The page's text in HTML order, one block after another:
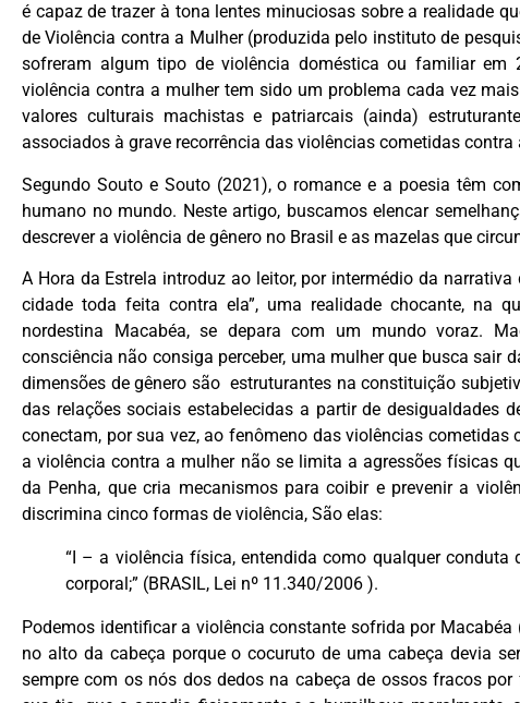
é capaz de trazer à tona lentes minuciosas sobre a realidade
de Violência contra a Mulher (produzida pelo instituto de
sofreram algum tipo de violência doméstica ou familiar em
violência contra a mulher tem sido um problema cada vez
valores culturais machistas e patriarcais (ainda)
associados à grave recorrência das violências cometidas contra
Segundo Souto e Souto (2021), o romance e a poesia têm
humano no mundo. Neste artigo, buscamos elencar
descrever a violência de gênero no Brasil e as mazelas que
A Hora da Estrela introduz ao leitor, por intermédio da
cidade toda feita contra ela”, uma realidade chocante, na
nordestina Macabéa, se depara com um mundo voraz.
consciência não consiga perceber, uma mulher que busca sair
dimensões de gênero são estruturantes na constituição
das relações sociais estabelecidas a partir de desigualdades
conectam, por sua vez, ao fenômeno das violências
a violência contra a mulher não se limita a agressões físicas
da Penha, que cria mecanismos para coibir e prevenir a
discrimina cinco formas de violência, São elas:
“I – a violência física, entendida como qualquer conduta
corporal;” (BRASIL, Lei nº 11.340/2006 ).
Podemos identificar a violência constante sofrida por
no alto da cabeça porque o cocuruto de uma cabeça devia
sempre com os nós dos dedos na cabeça de ossos fracos